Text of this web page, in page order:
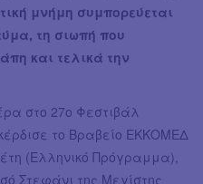
μνήμη συμπορεύεται
τη σιωπή που
και τελικά την
στο 27ο Φεστιβάλ
το Βραβείο ΕΚΚΟΜΕΔ
(Ελληνικό Πρόγραμμα),
Στεφάνι της Μεγίστης